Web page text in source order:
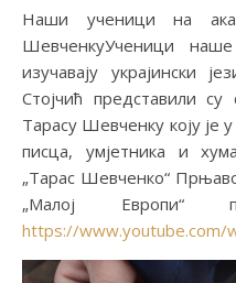
Наши ученици на
ШевченкуУченици
изучавају украјински
Стојчић представили су
Тарасу Шевченку коју је у
писца, умјетника и
„Тарас Шевченко“
„Малој Европи“
https://www.youtube.com/